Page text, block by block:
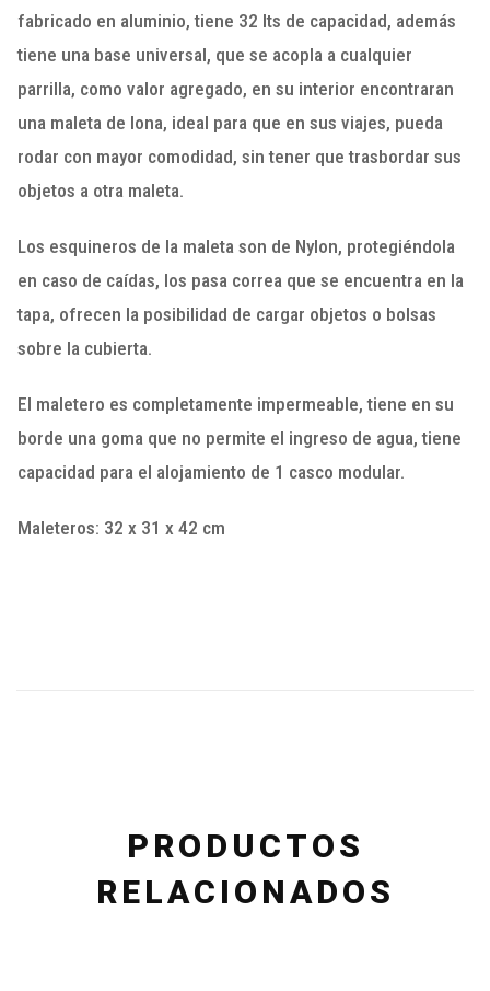
fabricado en aluminio, tiene 32 lts de capacidad, además
tiene una base universal, que se acopla a cualquier
parrilla, como valor agregado, en su interior encontraran
una maleta de lona, ideal para que en sus viajes, pueda
rodar con mayor comodidad, sin tener que trasbordar sus
objetos a otra maleta.
Los esquineros de la maleta son de Nylon, protegiéndola
en caso de caídas, los pasa correa que se encuentra en la
tapa, ofrecen la posibilidad de cargar objetos o bolsas
sobre la cubierta.
El maletero es completamente impermeable, tiene en su
borde una goma que no permite el ingreso de agua, tiene
capacidad para el alojamiento de 1 casco modular.
Maleteros: 32 x 31 x 42 cm
PRODUCTOS
RELACIONADOS